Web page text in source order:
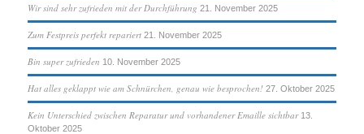
Wir sind sehr zufrieden mit der Durchführung 21. November 2025
Zum Festpreis perfekt repariert 21. November 2025
Bin super zufrieden 10. November 2025
Hat alles geklappt wie am Schnürchen, genau wie besprochen! 27. Oktober 2025
Kein Unterschied zwischen Reparatur und vorhandener Emaille sichtbar 13.
Oktober 2025